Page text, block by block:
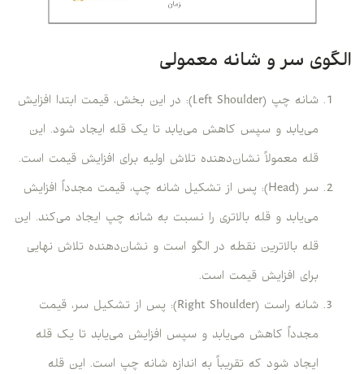
الگوی سر و شانه معمولی
شانه چپ (Left Shoulder): در این بخش، قیمت ابتدا افزایش
می‌یابد و سپس کاهش می‌یابد تا یک قله ایجاد شود. این
قله معمولاً نشان‌دهنده تلاش اولیه برای افزایش قیمت است.
سر (Head): پس از تشکیل شانه چپ، قیمت مجدداً افزایش
می‌یابد و قله بالاتری را نسبت به شانه چپ ایجاد می‌کند. این
قله بالاترین نقطه در الگو است و نشان‌دهنده تلاش نهایی
برای افزایش قیمت است.
شانه راست (Right Shoulder): پس از تشکیل سر، قیمت
مجدداً کاهش می‌یابد و سپس افزایش می‌یابد تا یک قله
ایجاد شود که تقریباً به اندازه شانه چپ است. این قله